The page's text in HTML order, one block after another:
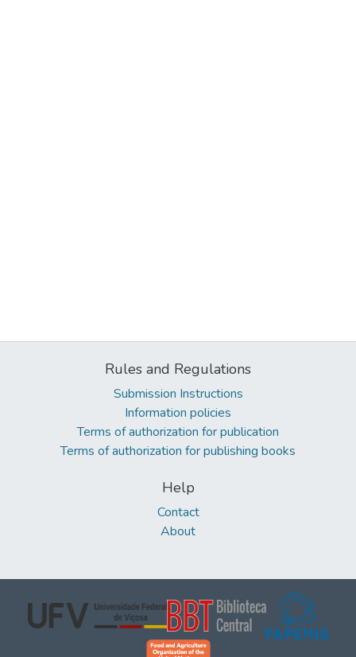
Rules and Regulations
Submission Instructions
Information policies
Terms of authorization for publication
Terms of authorization for publishing books
Help
Contact
About